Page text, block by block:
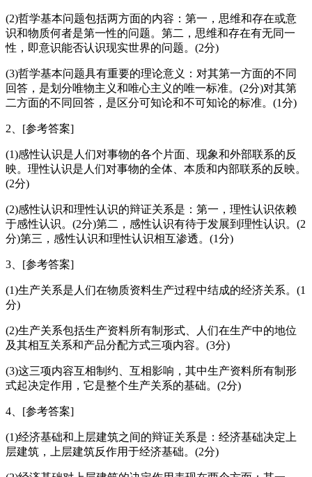
(2)哲学基本问题包括两方面的内容：第一，思维和存在或意
识和物质何者是第一性的问题。第二，思维和存在有无同一
性，即意识能否认识现实世界的问题。(2分)
(3)哲学基本问题具有重要的理论意义：对其第一方面的不同
回答，是划分唯物主义和唯心主义的唯一标准。(2分)对其第
二方面的不同回答，是区分可知论和不可知论的标准。(1分)
2、[参考答案]
(1)感性认识是人们对事物的各个片面、现象和外部联系的反
映。理性认识是人们对事物的全体、本质和内部联系的反映。
(2分)
(2)感性认识和理性认识的辩证关系是：第一，理性认识依赖
于感性认识。(2分)第二，感性认识有待于发展到理性认识。(2
分)第三，感性认识和理性认识相互渗透。(1分)
3、[参考答案]
(1)生产关系是人们在物质资料生产过程中结成的经济关系。(1
分)
(2)生产关系包括生产资料所有制形式、人们在生产中的地位
及其相互关系和产品分配方式三项内容。(3分)
(3)这三项内容互相制约、互相影响，其中生产资料所有制形
式起决定作用，它是整个生产关系的基础。(2分)
4、[参考答案]
(1)经济基础和上层建筑之间的辩证关系是：经济基础决定上
层建筑，上层建筑反作用于经济基础。(2分)